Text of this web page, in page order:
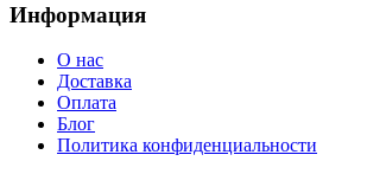
Информация
О нас
Доставка
Оплата
Блог
Политика конфиденциальности